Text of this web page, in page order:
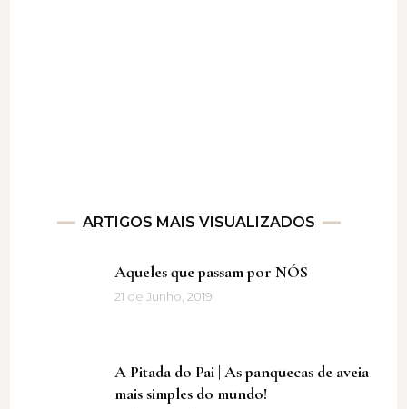
ARTIGOS MAIS VISUALIZADOS
Aqueles que passam por NÓS
21 de Junho, 2019
A Pitada do Pai | As panquecas de aveia
mais simples do mundo!